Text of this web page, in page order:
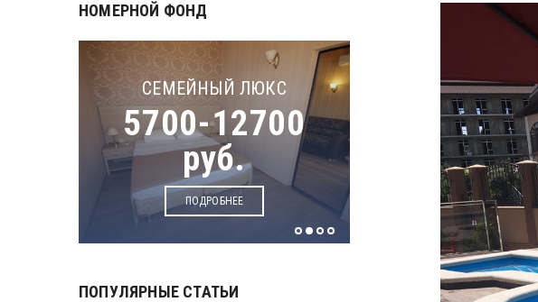
НОМЕРНОЙ ФОНД
СЕМЕЙНЫЙ ЛЮКС
5700-12700
руб.
ПОДРОБНЕЕ
ДВУХКОМНАТНЫЕ
ЛЮКС
5000-
руб.
ПОДРОБНЕЕ
ПОПУЛЯРНЫЕ СТАТЬИ